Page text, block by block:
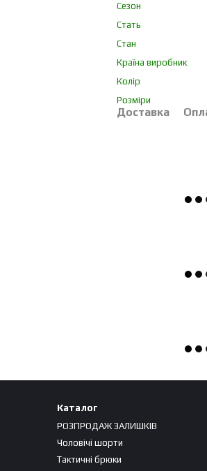
Сезон
Стать
Стан
Країна виробник
Колір
Розміри
Доставка
Каталог
РОЗПРОДАЖ ЗАЛИШКІВ
Чоловічі шорти
Тактичні брюки